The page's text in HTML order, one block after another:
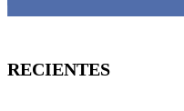
RECIENTES